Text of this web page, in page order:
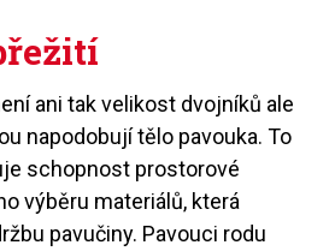
ani tak velikost dvojníků ale
napodobují tělo pavouka. To
schopnost prostorové
výběru materiálů, která
pavučiny. Pavouci rodu